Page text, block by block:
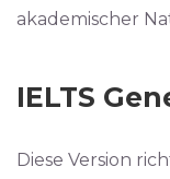
akademischer
IELTS
Diese Version